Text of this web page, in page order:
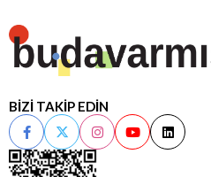
BİZİ TAKİP EDİN